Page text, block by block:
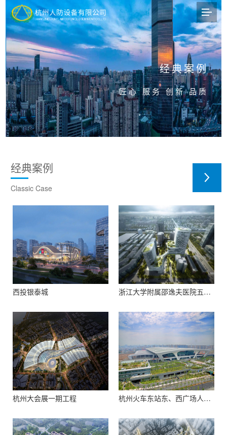
经典案例
匠心 服务 创新 品质
经典案例
Classic Case
西投银泰城 浙江大学附属邵逸夫医院五期工程
杭州大会展一期工程 杭州火车东站东、西广场人防工程